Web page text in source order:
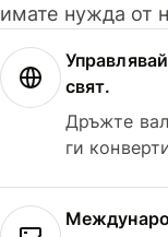
имате нужда от
свят.
Дръжте
ги